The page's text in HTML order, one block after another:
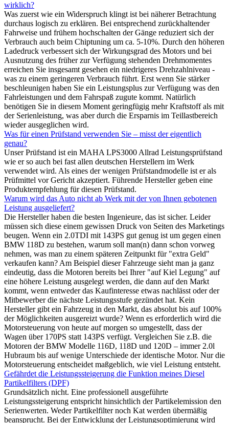
wirklich?
Was zuerst wie ein Widerspruch klingt ist bei näherer Betrachtung
durchaus logisch zu erklären. Bei entsprechend zurückhaltender
Fahrweise und frühem hochschalten der Gänge reduziert sich der
Verbrauch auch beim Chiptuning um ca. 5-10%. Durch den höheren
Ladedruck verbessert sich der Wirkungsgrad des Motors und bei
Ausnutzung des früher zur Verfügung stehenden Drehmomentes
erreichen Sie insgesamt gesehen ein niedrigeres Drehzahlniveau -
was zu einem geringeren Verbrauch führt. Erst wenn Sie stärker
beschleunigen haben Sie ein Leistungsplus zur Verfügung was den
Fahrleistungen und dem Fahrspaß zugute kommt. Natürlich
benötigen Sie in diesem Moment geringfügig mehr Kraftstoff als mit
der Serienleistung, was aber durch die Ersparnis im Teillastbereich
wieder ausgeglichen wird.
Was für einen Prüfstand verwenden Sie – misst der eigentlich
genau?
Unser Prüfstand ist ein MAHA LPS3000 Allrad Leistungsprüfstand
wie er so auch bei fast allen deutschen Herstellern im Werk
verwendet wird. Als eines der wenigen Prüfstandmodelle ist er als
Prüfmittel vor Gericht akzeptiert. Führende Hersteller geben eine
Produktempfehlung für diesen Prüfstand.
Warum wird das Auto nicht ab Werk mit der von Ihnen gebotenen
Leistung ausgeliefert?
Die Hersteller haben die besten Ingenieure, das ist sicher. Leider
müssen sich diese einem gewissen Druck von Seiten des Marketings
beugen. Wenn ein 2.0TDI mit 143PS gut genug ist um gegen einen
BMW 118D zu bestehen, warum soll man(n) dann schon vorweg
nehmen, was man zu einem späteren Zeitpunkt für "extra Geld"
verkaufen kann? Am Beispiel dieser Fahrzeuge sieht man ja ganz
eindeutig, dass die Motoren bereits bei Ihrer "auf Kiel Legung" auf
eine höhere Leistung ausgelegt werden, die dann auf den Markt
kommt, wenn entweder das Kaufinteresse etwas nachlässt oder der
Mitbewerber die nächste Leistungsstufe gezündet hat. Kein
Hersteller gibt ein Fahrzeug in den Markt, das absolut bis auf 100%
der Möglichkeiten ausgereizt wurde? Wenn es erforderlich wird die
Motorsteuerung von heute auf morgen so umgestellt, dass der
Wagen über 170PS statt 143PS verfügt. Vergleichen Sie z.B. die
Motoren der BMW Modelle 116D, 118D und 120D – immer 2.0l
Hubraum bis auf wenige Unterschiede der identische Motor. Nur die
Motorsteuerung entscheidet maßgeblich, wie viel Leistung entsteht.
Gefährdet die Leistungssteigerung die Funktion meines Diesel
Partikelfilters (DPF)
Grundsätzlich nicht. Eine professionell ausgeführte
Leistungssteigerung entspricht hinsichtlich der Partikelemission den
Serienwerten. Weder Partikelfilter noch Kat werden übermäßig
beansprucht. Bei der Entwicklung der Leistungsoptimierung wird